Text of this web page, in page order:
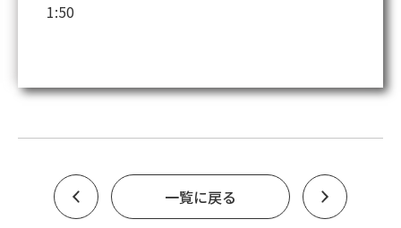
1:50
一覧に戻る